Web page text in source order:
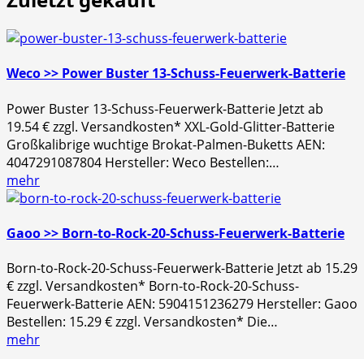
Weco >> Power Buster 13-Schuss-Feuerwerk-Batterie
Power Buster 13-Schuss-Feuerwerk-Batterie Jetzt ab
19.54 € zzgl. Versandkosten* XXL-Gold-Glitter-Batterie
Großkalibrige wuchtige Brokat-Palmen-Buketts AEN:
4047291087804 Hersteller: Weco Bestellen:…
mehr
Gaoo >> Born-to-Rock-20-Schuss-Feuerwerk-Batterie
Born-to-Rock-20-Schuss-Feuerwerk-Batterie Jetzt ab 15.29
€ zzgl. Versandkosten* Born-to-Rock-20-Schuss-
Feuerwerk-Batterie AEN: 5904151236279 Hersteller: Gaoo
Bestellen: 15.29 € zzgl. Versandkosten* Die…
mehr